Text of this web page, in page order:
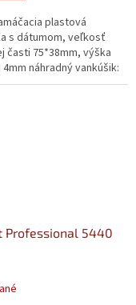
plastová
s dátumom, veľkosť
časti 75*38mm, výška
náhradný vankúšik:
Professional 5440